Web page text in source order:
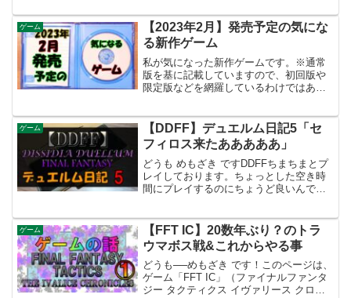
になったのが、FFTみたいなゲームだっ
たからです！...
ゲーム
【2023年2月】発売予定の気にな
る新作ゲーム
私が気になった新作ゲームです。※通常
版を基に記載していますので、初回版や
限定版などを網羅しているわけではあり
ります。パッケージ版の販売が無い場合
はamazonリンクの画...
ゲーム
【DDFF】デュエルム日記5「セ
フィロス来たあああああ」
どうも めもざき ですDDFFちまちまとプ
レイしております。ちょっとした空き時
間にプレイするのにちょうど良いんです
ろいろあるみたい。それでは、今回の気
になるアプデを見...
ゲーム
【FFT IC】20数年ぶり？のトラ
ウマボス戦&これからやる事
どうも──めもざき です！このページは、
ゲーム「FFT IC」（ファイナルファンタ
ジー タクティクス イヴァリース クロニ